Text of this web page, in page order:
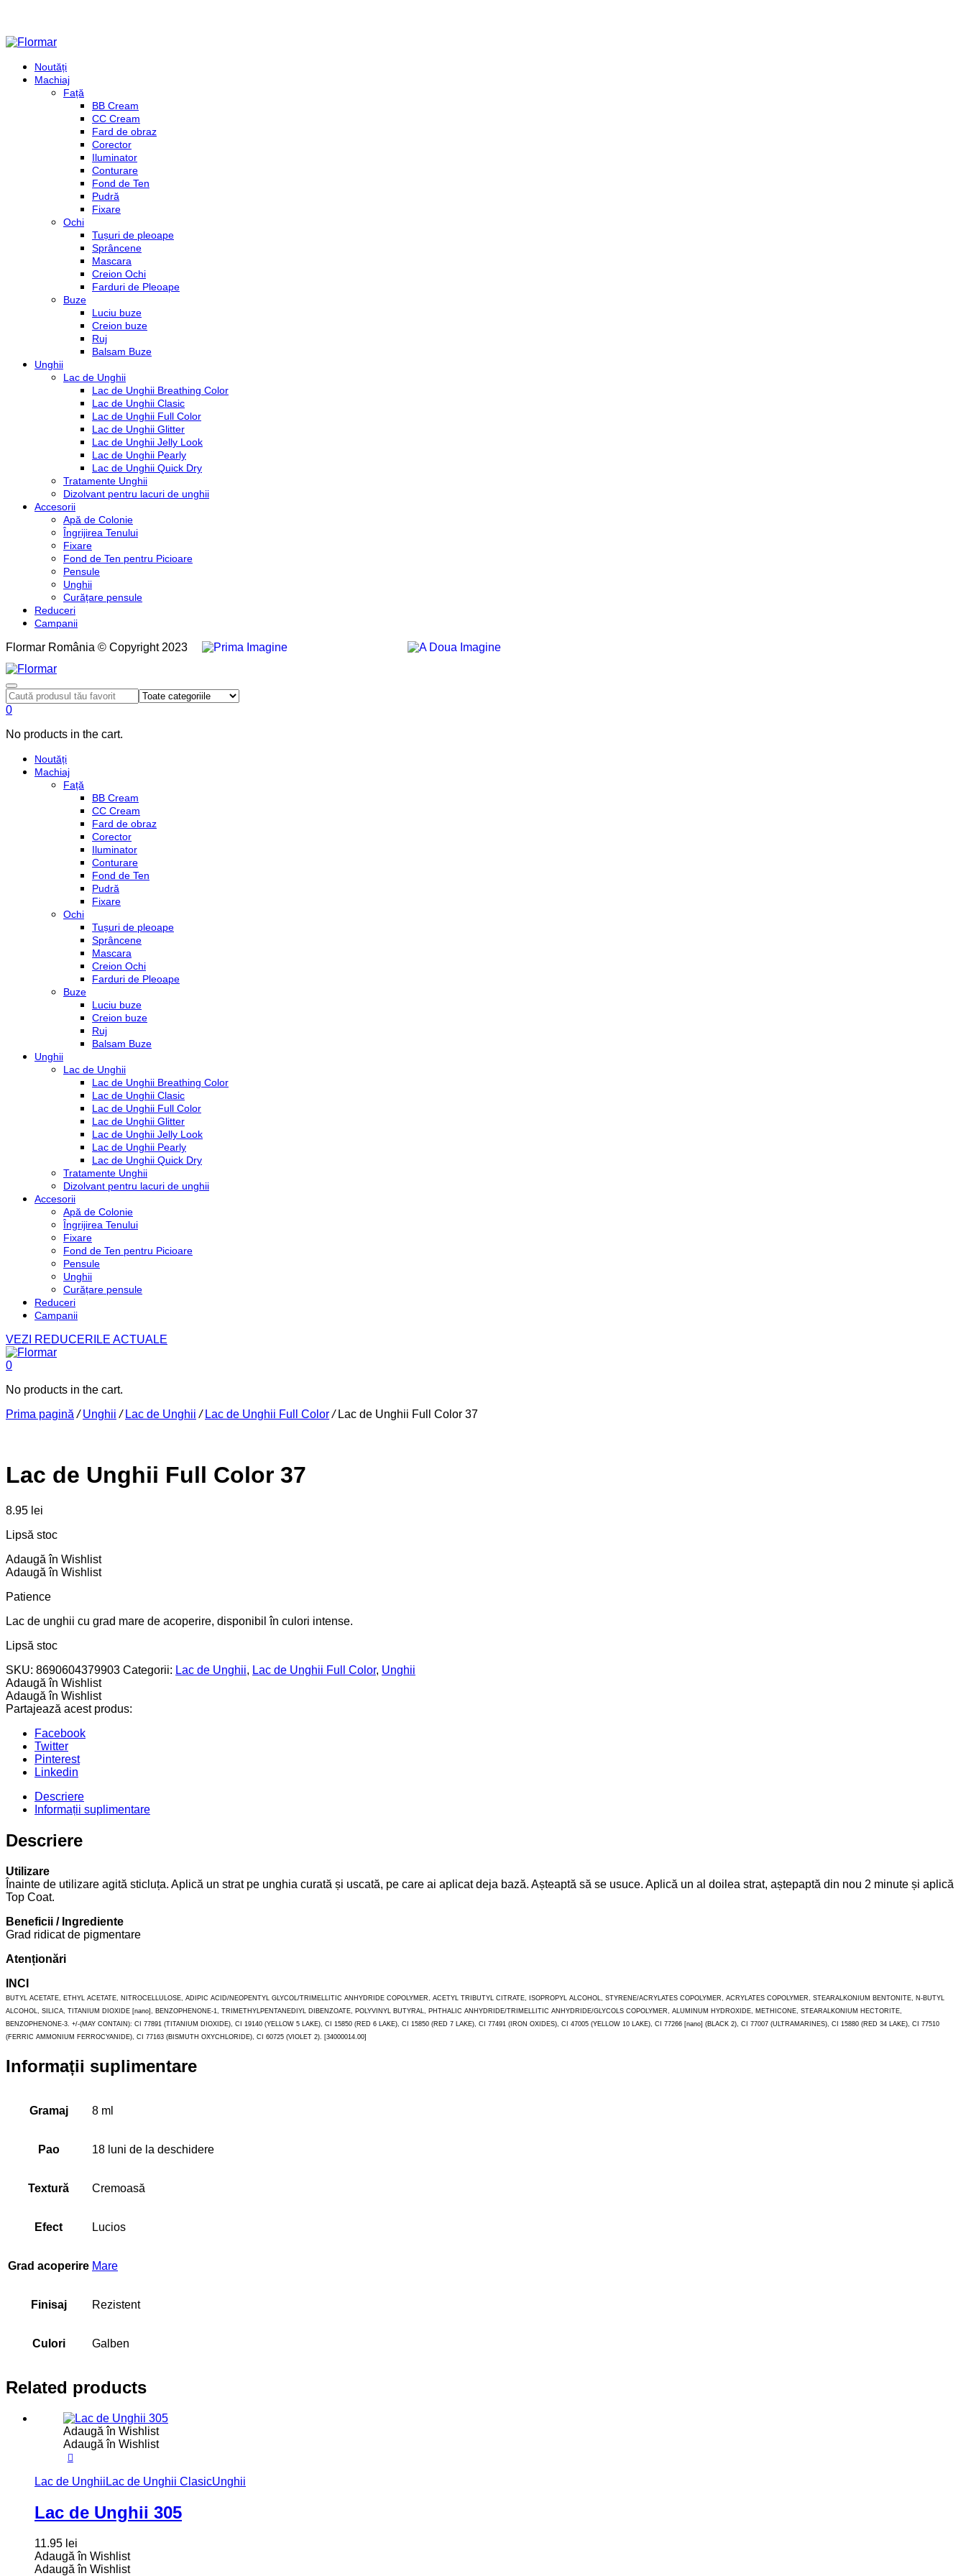
Noutăți
Machiaj
Față
BB Cream
CC Cream
Fard de obraz
Corector
Iluminator
Conturare
Fond de Ten
Pudră
Fixare
Ochi
Tușuri de pleoape
Sprâncene
Mascara
Creion Ochi
Farduri de Pleoape
Buze
Luciu buze
Creion buze
Ruj
Balsam Buze
Unghii
Lac de Unghii
Lac de Unghii Breathing Color
Lac de Unghii Clasic
Lac de Unghii Full Color
Lac de Unghii Glitter
Lac de Unghii Jelly Look
Lac de Unghii Pearly
Lac de Unghii Quick Dry
Tratamente Unghii
Dizolvant pentru lacuri de unghii
Accesorii
Apă de Colonie
Îngrijirea Tenului
Fixare
Fond de Ten pentru Picioare
Pensule
Unghii
Curățare pensule
Reduceri
Campanii
Flormar România © Copyright 2023
0
No products in the cart.
Noutăți
Machiaj
Față
BB Cream
CC Cream
Fard de obraz
Corector
Iluminator
Conturare
Fond de Ten
Pudră
Fixare
Ochi
Tușuri de pleoape
Sprâncene
Mascara
Creion Ochi
Farduri de Pleoape
Buze
Luciu buze
Creion buze
Ruj
Balsam Buze
Unghii
Lac de Unghii
Lac de Unghii Breathing Color
Lac de Unghii Clasic
Lac de Unghii Full Color
Lac de Unghii Glitter
Lac de Unghii Jelly Look
Lac de Unghii Pearly
Lac de Unghii Quick Dry
Tratamente Unghii
Dizolvant pentru lacuri de unghii
Accesorii
Apă de Colonie
Îngrijirea Tenului
Fixare
Fond de Ten pentru Picioare
Pensule
Unghii
Curățare pensule
Reduceri
Campanii
VEZI REDUCERILE ACTUALE
0
No products in the cart.
Prima pagină /Unghii / Lac de Unghii / Lac de Unghii Full Color/ Lac de Unghii Full Color 37
Lac de Unghii Full Color 37
8.95 lei
Lipsă stoc
Adaugă în Wishlist
Adaugă în Wishlist
Patience
Lac de unghii cu grad mare de acoperire, disponibil în culori intense.
Lipsă stoc
SKU: 8690604379903 Categorii: Lac de Unghii, Lac de Unghii Full Color, Unghii
Adaugă în Wishlist
Adaugă în Wishlist
Partajează acest produs:
Facebook
Twitter
Pinterest
Linkedin
Descriere
Informații suplimentare
Descriere
Utilizare
Înainte de utilizare agită sticluța. Aplică un strat pe unghia curată și uscată, pe care ai aplicat deja bază. Așteaptă să se usuce. Aplică un al doilea strat, aștepaptă din nou 2 minute și aplică
Top Coat.
Beneficii / Ingrediente
Grad ridicat de pigmentare
Atenționări
INCI
BUTYL ACETATE, ETHYL ACETATE, NITROCELLULOSE, ADIPIC ACID/NEOPENTYL GLYCOL/TRIMELLITIC ANHYDRIDE COPOLYMER, ACETYL TRIBUTYL CITRATE, ISOPROPYL ALCOHOL, STYRENE/ACRYLATES COPOLYMER, ACRYLATES COPOLYMER, STEARALKONIUM BENTONITE, N-BUTYL
ALCOHOL, SILICA, TITANIUM DIOXIDE [nano], BENZOPHENONE-1, TRIMETHYLPENTANEDIYL DIBENZOATE, POLYVINYL BUTYRAL, PHTHALIC ANHYDRIDE/TRIMELLITIC ANHYDRIDE/GLYCOLS COPOLYMER, ALUMINUM HYDROXIDE, METHICONE, STEARALKONIUM HECTORITE,
BENZOPHENONE-3. +/-(MAY CONTAIN): CI 77891 (TITANIUM DIOXIDE), CI 19140 (YELLOW 5 LAKE), CI 15850 (RED 6 LAKE), CI 15850 (RED 7 LAKE), CI 77491 (IRON OXIDES), CI 47005 (YELLOW 10 LAKE), CI 77266 [nano] (BLACK 2), CI 77007 (ULTRAMARINES), CI 15880 (RED 34 LAKE), CI 77510
(FERRIC AMMONIUM FERROCYANIDE), CI 77163 (BISMUTH OXYCHLORIDE), CI 60725 (VIOLET 2). [34000014.00]
Informații suplimentare
Gramaj 8 ml
Pao 18 luni de la deschidere
Textură Cremoasă
Efect Lucios
Grad acoperire Mare
Finisaj Rezistent
Culori Galben
Related products
Adaugă în Wishlist
Adaugă în Wishlist
Lac de Unghii Lac de Unghii ClasicUnghii
Lac de Unghii 305
11.95 lei
Adaugă în Wishlist
Adaugă în Wishlist